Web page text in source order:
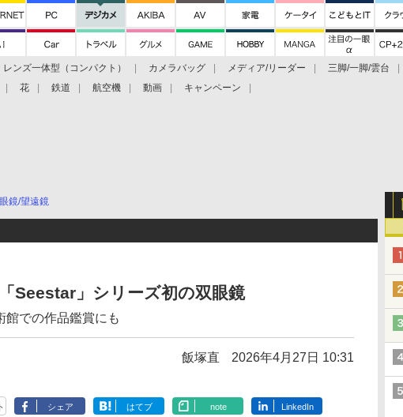
レンズ一体型（コンパクト） カメラバッグ メディア/リーダー 三脚/一脚/雲台
花 鉄道 航空機 動画 キャンペーン
鏡/望遠鏡
Seestar」シリーズ初の双眼鏡
館での作品鑑賞にも
飯塚直 2026年4月27日 10:31
シェア はてブ note LinkedIn